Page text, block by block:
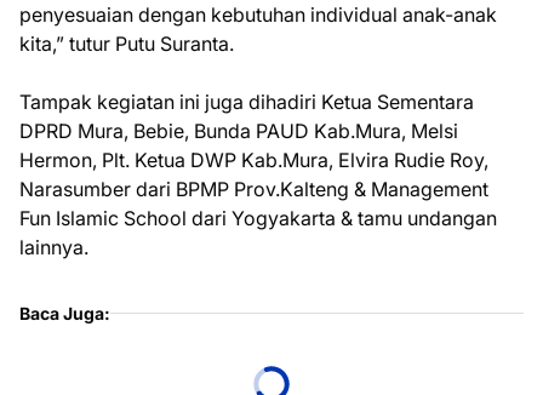
penyesuaian dengan kebutuhan individual anak-anak
kita,” tutur Putu Suranta.
Tampak kegiatan ini juga dihadiri Ketua Sementara
DPRD Mura, Bebie, Bunda PAUD Kab.Mura, Melsi
Hermon, Plt. Ketua DWP Kab.Mura, Elvira Rudie Roy,
Narasumber dari BPMP Prov.Kalteng & Management
Fun Islamic School dari Yogyakarta & tamu undangan
lainnya.
Baca Juga: